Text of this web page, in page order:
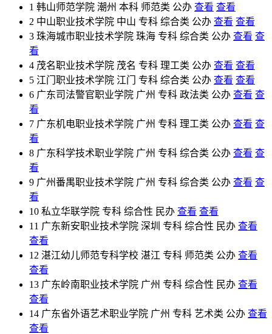
1 韩山师范学院 潮州 本科 师范类 公办 查看 查看
2 中山职业技术学院 中山 专科 综合类 公办 查看 查看
3 珠海城市职业技术学院 珠海 专科 综合类 公办 查看 查
看
4 茂名职业技术学院 茂名 专科 理工类 公办 查看 查看
5 江门职业技术学院 江门 专科 综合类 公办 查看 查看
6 广东司法警官职业学院 广州 专科 政法类 公办 查看 查
看
7 广东机电职业技术学院 广州 专科 理工类 公办 查看 查
看
8 广东科学技术职业学院 广州 专科 综合类 公办 查看 查
看
9 广州番禺职业技术学院 广州 专科 综合类 公办 查看 查
看
10 私立华联学院 专科 综合性 民办 查看 查看
11 广东新安职业技术学院 深圳 专科 综合性 民办 查看
查看
12 湛江幼儿师范专科学校 湛江 专科 师范类 公办 查看
查看
13 广东岭南职业技术学院 广州 专科 综合性 民办 查看
查看
14 广东省外语艺术职业学院 广州 专科 艺术类 公办 查看
查看